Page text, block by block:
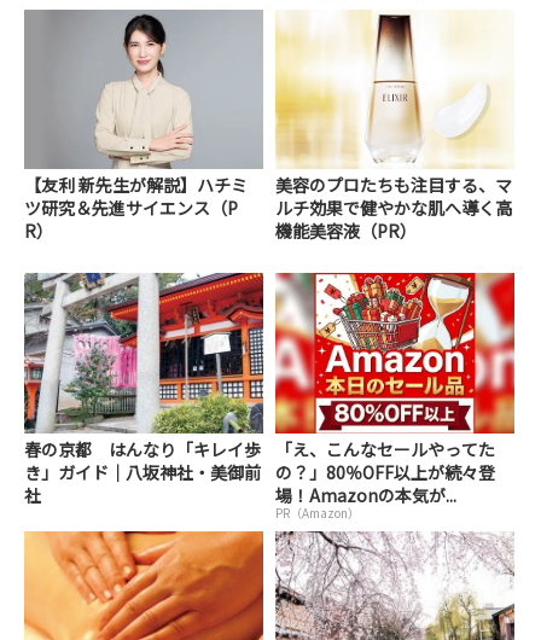
【友利 新先生が解説】ハチミ
ツ研究＆先進サイエンス（P
R）
美容のプロたちも注目する、マ
ルチ効果で健やかな肌へ導く高
機能美容液（PR）
春の京都 はんなり「キレイ歩
き」ガイド｜八坂神社・美御前
社
「え、こんなセールやってた
の？」80％OFF以上が続々登
場！Amazonの本気が...
PR（Amazon）